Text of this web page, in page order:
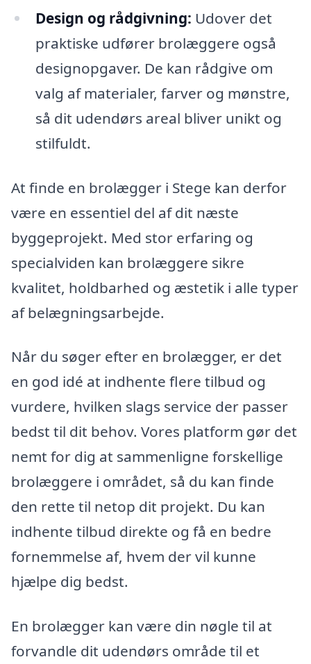
Design og rådgivning: Udover det
praktiske udfører brolæggere også
designopgaver. De kan rådgive om
valg af materialer, farver og mønstre,
så dit udendørs areal bliver unikt og
stilfuldt.
At finde en brolægger i Stege kan derfor
være en essentiel del af dit næste
byggeprojekt. Med stor erfaring og
specialviden kan brolæggere sikre
kvalitet, holdbarhed og æstetik i alle typer
af belægningsarbejde.
Når du søger efter en brolægger, er det
en god idé at indhente flere tilbud og
vurdere, hvilken slags service der passer
bedst til dit behov. Vores platform gør det
nemt for dig at sammenligne forskellige
brolæggere i området, så du kan finde
den rette til netop dit projekt. Du kan
indhente tilbud direkte og få en bedre
fornemmelse af, hvem der vil kunne
hjælpe dig bedst.
En brolægger kan være din nøgle til at
forvandle dit udendørs område til et